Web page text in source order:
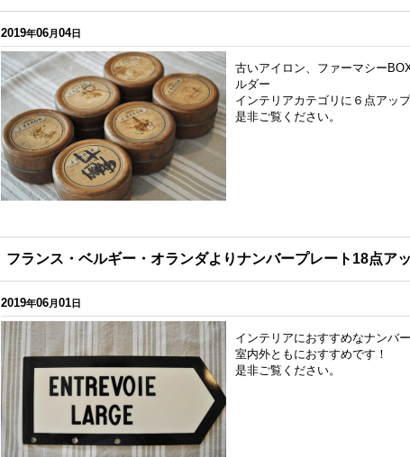
2019年06月04日
古いアイロン、ファーマシー
ルダー
インテリアカテゴリに６点アップ
是非ご覧ください。
フランス・ベルギー・オランダよりナンバープレート18点アッ
2019年06月01日
インテリアにおすすめなナンバ
室内外ともにおすすめです！
是非ご覧ください。